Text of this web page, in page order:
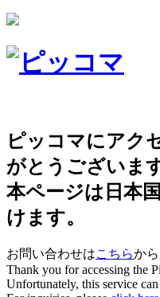
ピッコマにアク
がとうございます
本ページは日本
けます。
お問い合わせはこちらか
Thank you for accessing the
Unfortunately, this service